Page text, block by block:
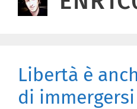
Libertà è
di